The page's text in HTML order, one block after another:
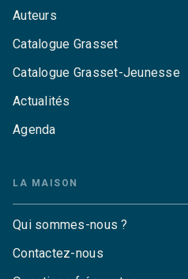
Auteurs
Catalogue Grasset
Catalogue Grasset-Jeunesse
Actualités
Agenda
LA MAISON
Qui sommes-nous ?
Contactez-nous